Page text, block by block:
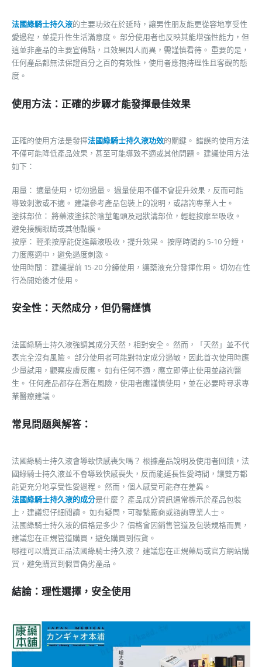
法國綠騎士持久液的主要功效在於延時，讓男性朋友能更從容地享受性
愛過程，並提升性生活滿意度。 部分使用者也反映其能增強性能力，但
這並非產品的主要宣傳點，且效果因人而異，需謹慎看待。 重要的是，
任何產品都無法保證百分之百的有效性，使用者應抱持理性且客觀的態
度。
使用方法：正確的步驟才能發揮最佳效果
正確的使用方法是發揮法國綠騎士持久液功效的關鍵。 錯誤的使用方法
不僅可能降低產品效果，甚至可能導致不適或其他問題。 建議使用方法
如下：
用量： 適量使用，切勿過量。 過量使用不僅不會提升效果，反而可能
導致刺激或不適。 建議參考產品包裝上的說明，或諮詢專業人士。
塗抹部位： 將藥液塗抹於陰莖龜頭及冠狀溝部位，輕輕按摩至吸收。
避免接觸眼睛或其他黏膜。
按摩： 輕柔按摩能促進藥液吸收，提升效果。 按摩時間約 5-10 分鐘，
力度應適中，避免過度刺激。
使用時間： 建議提前 15-20 分鐘使用，讓藥液充分發揮作用。 切勿在性
行為開始後才使用。
安全性：天然成分，但仍需謹慎
法國綠騎士持久液強調其成分天然，相對安全。 然而，「天然」並不代
表完全沒有風險。 部分使用者可能對特定成分過敏，因此首次使用時應
少量試用，觀察皮膚反應。 如有任何不適，應立即停止使用並諮詢醫
生。 任何產品都存在潛在風險，使用者應謹慎使用，並在必要時尋求專
業醫療建議。
常見問題與解答：
法國綠騎士持久液會導致快感喪失嗎？ 根據產品說明及使用者回饋，法
國綠騎士持久液並不會導致快感喪失，反而能延長性愛時間，讓雙方都
能更充分地享受性愛過程。 然而，個人感受可能存在差異。
法國綠騎士持久液的成分是什麼？ 產品成分資訊通常標示於產品包裝
上，建議您仔細閱讀。 如有疑問，可聯繫廠商或諮詢專業人士。
法國綠騎士持久液的價格是多少？ 價格會因銷售管道及包裝規格而異，
建議您在正規管道購買，避免購買到假貨。
哪裡可以購買正品法國綠騎士持久液？ 建議您在正規藥局或官方網站購
買，避免購買到假冒偽劣產品。
結論：理性選擇，安全使用